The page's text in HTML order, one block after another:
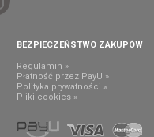
BEZPIECZEŃSTWO ZAKUPÓW
Regulamin »
Płatność przez PayU »
Polityka prywatności »
Pliki cookies »